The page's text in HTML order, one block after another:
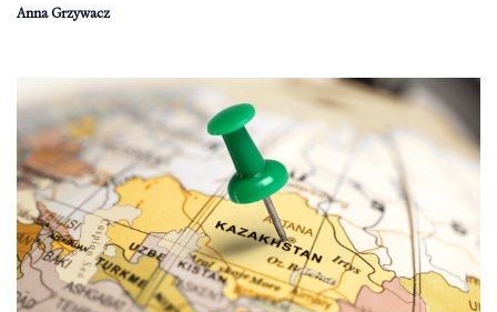
Anna Grzywacz